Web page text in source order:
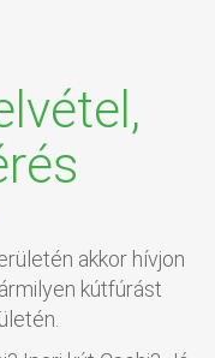
akkor hívjon
kútfúrást